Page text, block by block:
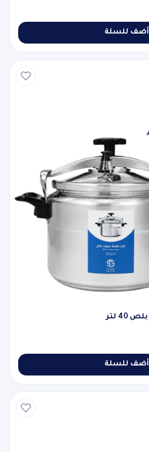
أضف للسلة
أضف للسلة